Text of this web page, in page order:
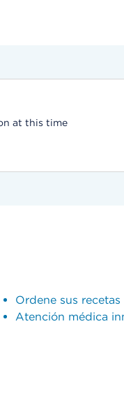
at this time
Ordene sus recetas
Atención médica